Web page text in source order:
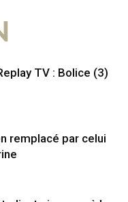
TV : Bolice (3)
remplacé par celui